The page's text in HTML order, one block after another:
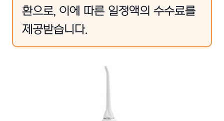
환으로, 이에 따른 일정액의 수수료를
제공받습니다.